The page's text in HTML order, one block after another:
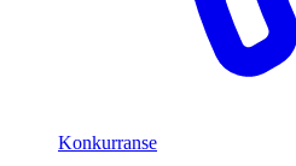
Konkurranse